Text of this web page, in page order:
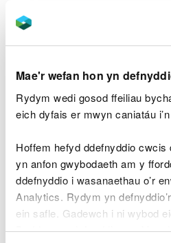
Mae'r wefan hon yn
Rydym wedi gosod ffeiliau
eich dyfais er mwyn caniatáu
Hoffem hefyd ddefnyddio cwcis
yn anfon gwybodaeth am y
ddefnyddio i wasanaethau o’r
Analytics. Rydym yn
ein safle. Gadewch i ni wybod
Byddwn yn defnyddio cwci i
Weithdrefn Ynad Unigol o
gordal dioddefwr o £88.
Dywedodd Chris Burge,
Gwastraff CNC:
Rydym yn cymryd
sy'n bygwth stociau
ac mae hyn yn
anghyfreithlon.
Rydym yn annog
defnydd o'n cefn